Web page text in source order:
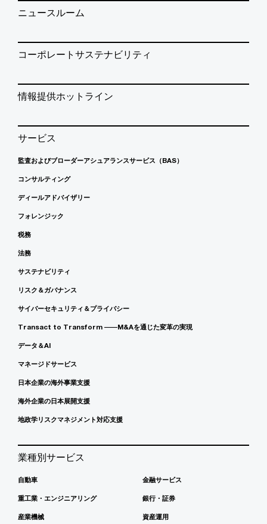
ニュースルーム
コーポレートサステナビリティ
情報提供ホットライン
サービス
監査およびブローダーアシュアランスサービス（BAS）
コンサルティング
ディールアドバイザリー
フォレンジック
税務
法務
サステナビリティ
リスク＆ガバナンス
サイバーセキュリティ＆プライバシー
Transact to Transform ――M&Aを通じた変革の実現
データ＆AI
マネージドサービス
日本企業の海外事業支援
海外企業の日本展開支援
地政学リスクマネジメント対応支援
業種別サービス
自動車
重工業・エンジニアリング
産業機械
金融サービス
銀行・証券
資産運用